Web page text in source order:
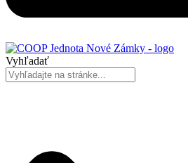
Vyhľadať